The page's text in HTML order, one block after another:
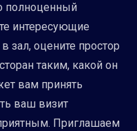
полноценный
интересующие
зал, оцените простор
таким, какой он
вам принять
ваш визит
Приглашаем